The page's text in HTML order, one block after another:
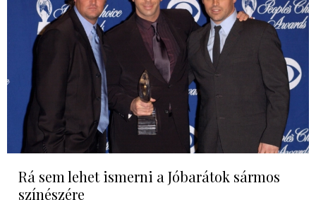
Rá sem lehet ismerni a Jóbarátok sármos
színészére